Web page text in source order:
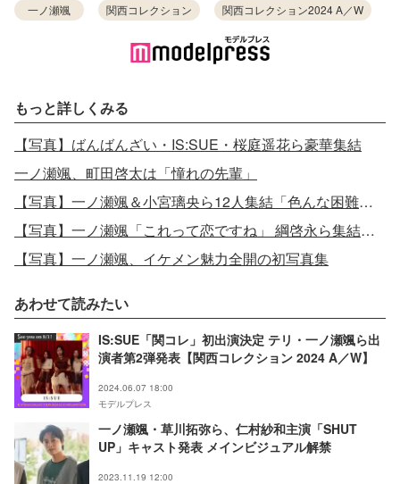
一ノ瀬颯 関西コレクション 関西コレクション2024 A／W
もっと詳しくみる
【写真】ばんばんざい・IS:SUE・桜庭遥花ら豪華集結
一ノ瀬颯、町田啓太は「憧れの先輩」
【写真】一ノ瀬颯＆小宮璃央ら12人集結「色んな困難に直面してきた」
【写真】一ノ瀬颯「これって恋ですね」 綱啓永ら集結に歓喜
【写真】一ノ瀬颯、イケメン魅力全開の初写真集
あわせて読みたい
IS:SUE「関コレ」初出演決定 テリ・⼀ノ瀬颯ら出
演者第2弾発表【関西コレクション 2024 A／W】
2024.06.07 18:00
モデルプレス
一ノ瀬颯・草川拓弥ら、仁村紗和主演「SHUT
UP」キャスト発表 メインビジュアル解禁
2023.11.19 12:00